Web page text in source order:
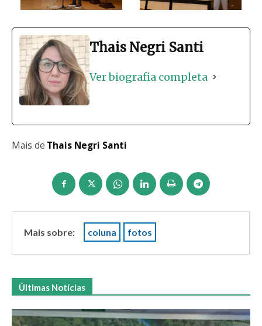
Thais Negri Santi
Ver biografia completa
Mais de Thais Negri Santi
Mais sobre: coluna fotos
Últimas Notícias